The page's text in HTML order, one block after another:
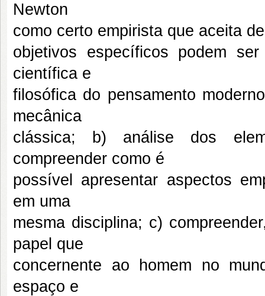
Newton
como certo empirista que aceita
objetivos específicos podem
científica e
filosófica do pensamento
mecânica
clássica; b) análise dos
compreender como é
possível apresentar aspectos
em uma
mesma disciplina; c)
papel que
concernente ao homem no
espaço e